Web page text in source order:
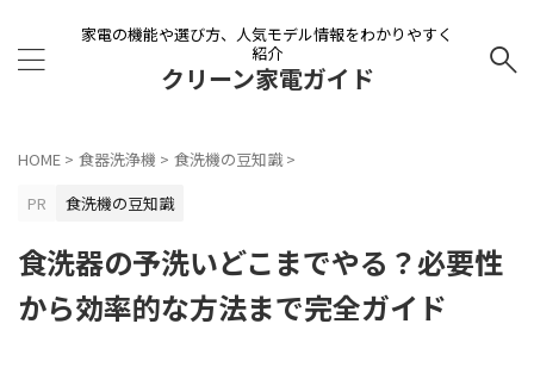
家電の機能や選び方、人気モデル情報をわかりやすく
紹介
クリーン家電ガイド
HOME > 食器洗浄機 > 食洗機の豆知識 >
PR
食洗機の豆知識
食洗器の予洗いどこまでやる？必要性
から効率的な方法まで完全ガイド